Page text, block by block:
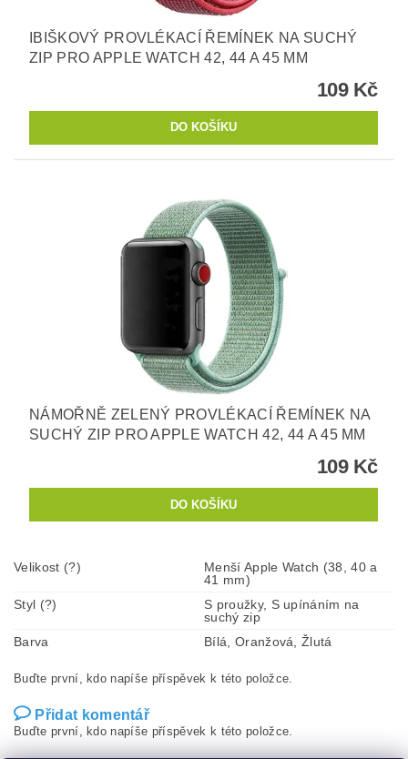
IBIŠKOVÝ PROVLÉKACÍ ŘEMÍNEK NA SUCHÝ
ZIP PRO APPLE WATCH 42, 44 A 45 MM
109 Kč
NÁMOŘNĚ ZELENÝ PROVLÉKACÍ ŘEMÍNEK NA
SUCHÝ ZIP PRO APPLE WATCH 42, 44 A 45 MM
109 Kč
Velikost (?)
Menší Apple Watch (38, 40 a
41 mm)
Styl (?)
S proužky, S upínáním na
suchý zip
Barva
Bílá, Oranžová, Žlutá
Buďte první, kdo napíše příspěvek k této položce.
Přidat komentář
Buďte první, kdo napíše příspěvek k této položce.